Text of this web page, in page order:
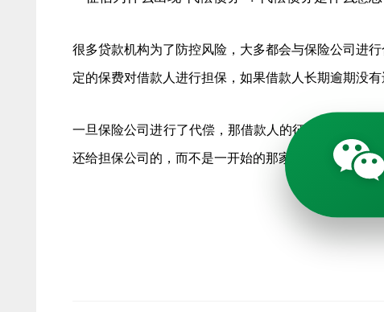
很多贷款机构为了防控风险，大多都会与保险公司进
定的保费对借款人进行担保，如果借款人长期逾期没
一旦保险公司进行了代偿，那借款人的征信上就会显
还给担保公司的，而不是一开始的那家借款公司。